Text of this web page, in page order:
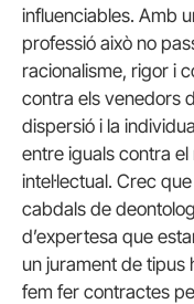
influenciables. Amb
professió això no
racionalisme, rigor i
contra els venedors
dispersió i la
entre iguals contra el
intel·lectual. Crec
cabdals de
d’expertesa que
un jurament de tipus
fem fer contractes